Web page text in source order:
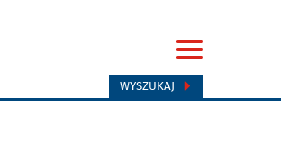
WYSZUKAJ